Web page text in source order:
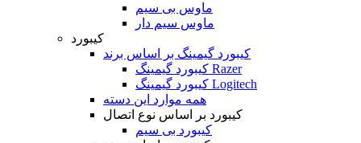
ماوس بی سیم
ماوس سیم دار
کیبورد
کیبورد گیمینگ بر اساس برند
کیبورد گیمینگ Razer
کیبورد گیمینگ Logitech
همه موارد این دسته
کیبورد بر اساس نوع اتصال
کیبورد بی سیم